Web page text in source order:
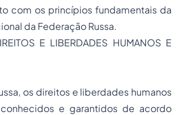
com os princípios fundamentais da
da Federação Russa.
E LIBERDADES HUMANOS E
os direitos e liberdades humanos
e garantidos de acordo